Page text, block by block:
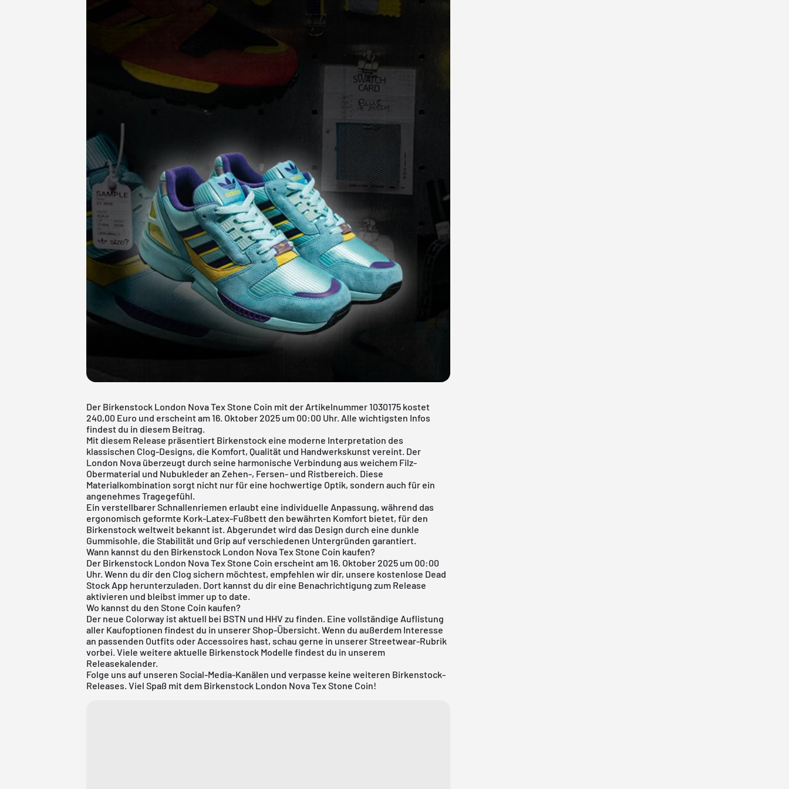
Der Birkenstock London Nova Tex Stone Coin mit der Artikelnummer 1030175 kostet
240,00 Euro und erscheint am 16. Oktober 2025 um 00:00 Uhr. Alle wichtigsten Infos
findest du in diesem Beitrag.
Mit diesem Release präsentiert Birkenstock eine moderne Interpretation des
klassischen Clog-Designs, die Komfort, Qualität und Handwerkskunst vereint. Der
London Nova überzeugt durch seine harmonische Verbindung aus weichem Filz-
Obermaterial und Nubukleder an Zehen-, Fersen- und Ristbereich. Diese
Materialkombination sorgt nicht nur für eine hochwertige Optik, sondern auch für ein
angenehmes Tragegefühl.
Ein verstellbarer Schnallenriemen erlaubt eine individuelle Anpassung, während das
ergonomisch geformte Kork-Latex-Fußbett den bewährten Komfort bietet, für den
Birkenstock weltweit bekannt ist. Abgerundet wird das Design durch eine dunkle
Gummisohle, die Stabilität und Grip auf verschiedenen Untergründen garantiert.
Wann kannst du den Birkenstock London Nova Tex Stone Coin kaufen?
Der Birkenstock London Nova Tex Stone Coin erscheint am 16. Oktober 2025 um 00:00
Uhr. Wenn du dir den Clog sichern möchtest, empfehlen wir dir, unsere kostenlose Dead
Stock App herunterzuladen. Dort kannst du dir eine Benachrichtigung zum Release
aktivieren und bleibst immer up to date.
Wo kannst du den Stone Coin kaufen?
Der neue Colorway ist aktuell bei BSTN und HHV zu finden. Eine vollständige Auflistung
aller Kaufoptionen findest du in unserer Shop-Übersicht. Wenn du außerdem Interesse
an passenden Outfits oder Accessoires hast, schau gerne in unsererStreetwear-Rubrik
vorbei. Viele weitere aktuelle Birkenstock Modelle findest du in unserem
Releasekalender.
Folge uns auf unseren Social-Media-Kanälen und verpasse keine weiteren Birkenstock-
Releases. Viel Spaß mit dem Birkenstock London Nova Tex Stone Coin!